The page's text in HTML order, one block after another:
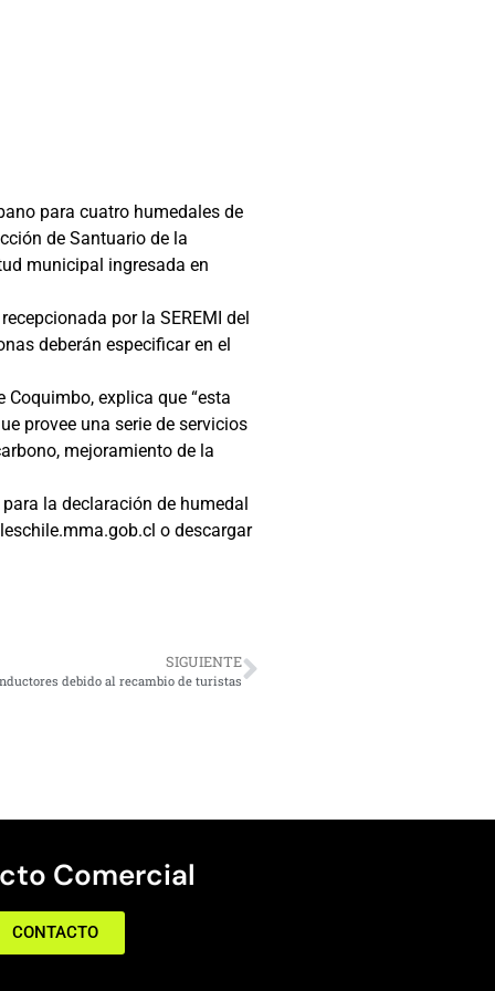
para cuatro humedales de
de Santuario de la
municipal ingresada en
por la SEREMI del
deberán especificar en el
Coquimbo, explica que “esta
provee una serie de servicios
mejoramiento de la
la declaración de humedal
o descargar
SIGUIENTE
debido al recambio de turistas
Comercial
CONTACTO